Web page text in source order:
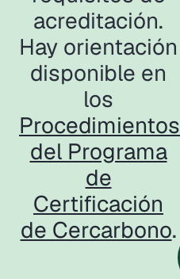
acreditación.
Hay orientación
disponible en
los
Procedimientos
del Programa
de
Certificación
de Cercarbono.